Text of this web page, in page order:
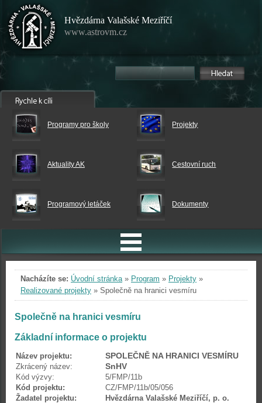
Hvězdárna Valašské Meziříčí
www.astrovm.cz
Programy pro školy Projekty
Aktuality AK Cestovní ruch
Programový letáček Dokumenty
Nacházíte se: Úvodní stránka» Program » Projekty »
Realizované projekty » Společně na hranici vesmíru
Společně na hranici vesmíru
Základní informace o projektu
Název projektu: SPOLEČNĚ NA HRANICI VESMÍRU
Zkrácený název: SnHV
Kód výzvy:
5/FMP/11b
Kód projektu:
CZ/FMP/11b/05/056
Žadatel projektu:
Hvězdárna Valašské Meziříčí, p. o.